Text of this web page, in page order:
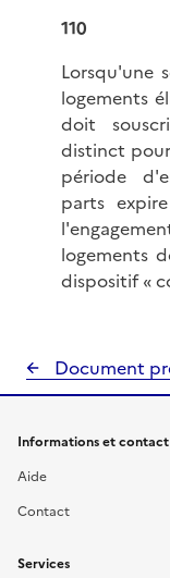
110
Lorsqu'une
logements
doit
distinct
période
parts
logements
dispositif «
Document
Informations et contact
Aide
Contact
Services